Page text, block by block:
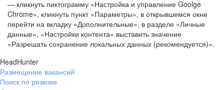
— кликнуть пиктограмму «Настройка и управление Goolge
Chrome», кликнуть пункт «Параметры», в открывшемся окне
перейти на вкладку «Дополнительные», в разделе «Личные
данные», «Настройки контента» выставить значение
«Разрешать сохранение локальных данных (рекомендуется)».
HeadHunter
Размещение вакансий
Поиск по резюме